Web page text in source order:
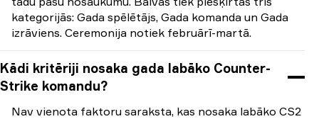
kategorijās: Gada spēlētājs, Gada komanda un Gada
izrāviens. Ceremonija notiek februārī-martā.
Kādi kritēriji nosaka gada labāko Counter-
Strike komandu?
Nav vienota faktoru saraksta, kas nosaka labāko СS2